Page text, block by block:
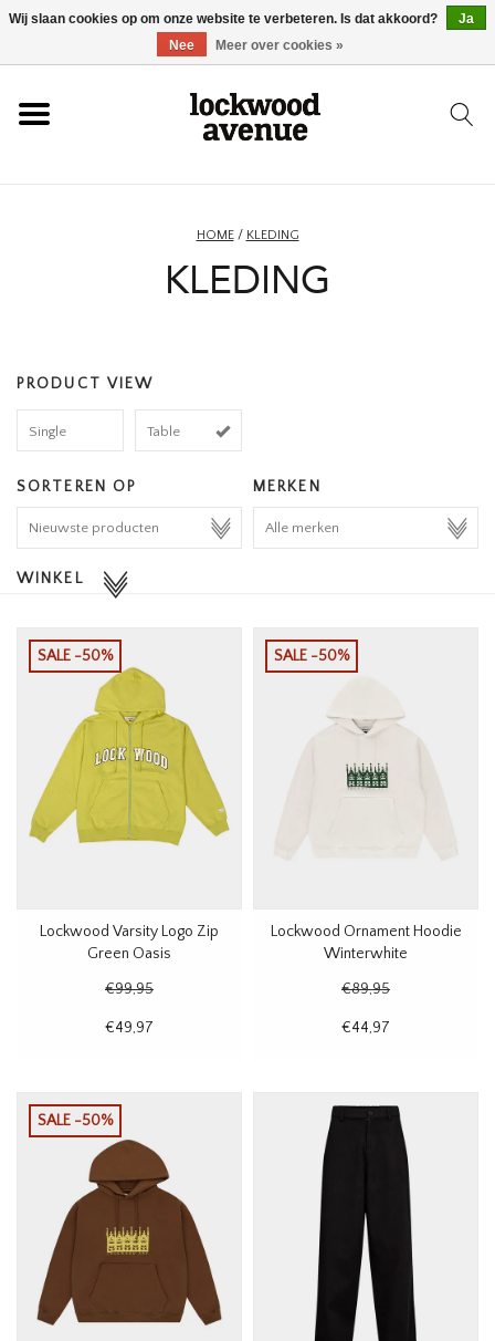
HOME
ACCESSOIRES
HOMEWARE
MERKEN
HOME/ KLEDING
KLEDING
PRODUCT VIEW
Single Table
SORTEREN OP MERKEN
WINKEL
SALE -50%
Lockwood Varsity Logo Zip
Green Oasis
€99,95
€49,97
SALE -50%
Lockwood Ornament Hoodie
Winterwhite
€89,95
€44,97
SALE -50%
Wij slaan cookies op om onze website te verbeteren. Is dat akkoord?
Ja
Nee
Meer over cookies »